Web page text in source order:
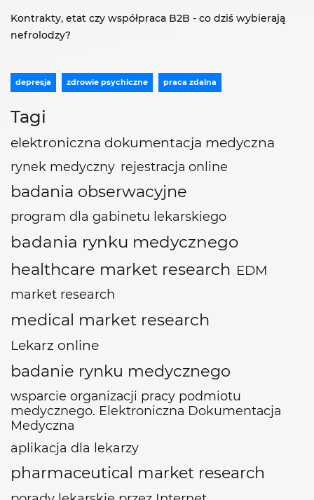
Kontrakty, etat czy współpraca B2B - co dziś wybierają
nefrolodzy?
depresja zdrowie psychiczne praca zdalna
Tagi
elektroniczna dokumentacja medyczna
rynek medyczny rejestracja online
badania obserwacyjne
program dla gabinetu lekarskiego
badania rynku medycznego
healthcare market research EDM
market research
medical market research
Lekarz online
badanie rynku medycznego
wsparcie organizacji pracy podmiotu
medycznego. Elektroniczna Dokumentacja
Medyczna
aplikacja dla lekarzy
pharmaceutical market research